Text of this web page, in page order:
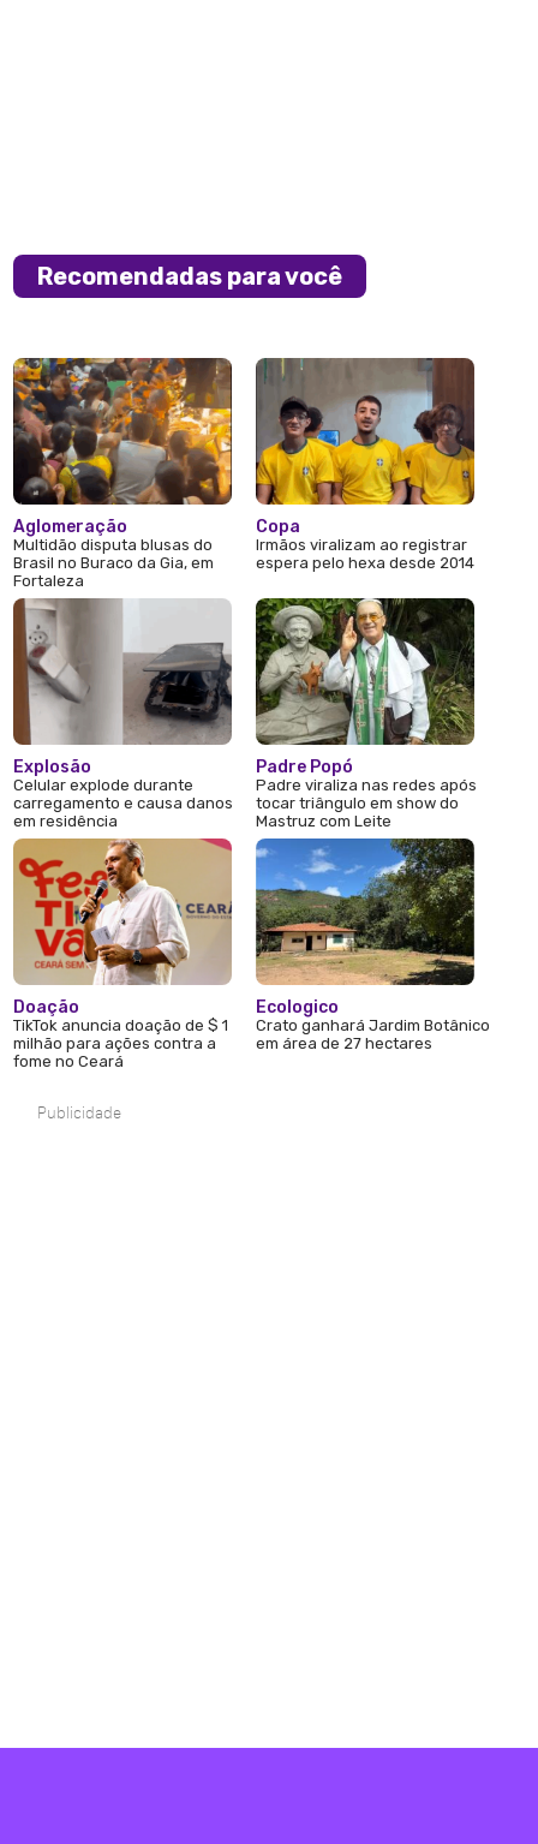
Recomendadas para você
Aglomeração
Multidão disputa blusas do
Brasil no Buraco da Gia, em
Fortaleza
Explosão
Celular explode durante
carregamento e causa danos
em residência
Doação
TikTok anuncia doação de $ 1
milhão para ações contra a
fome no Ceará
Copa
Irmãos viralizam ao registrar
espera pelo hexa desde 2014
Padre Popó
Padre viraliza nas redes após
tocar triângulo em show do
Mastruz com Leite
Ecologico
Crato ganhará Jardim Botânico
em área de 27 hectares
Publicidade